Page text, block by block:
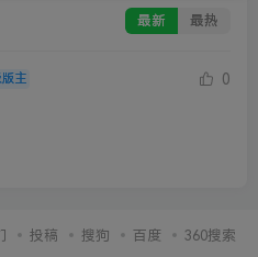
最新 最热
主
0
投稿 搜狗 百度 360搜索